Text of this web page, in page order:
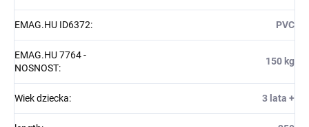
EMAG.HU ID6372: PVC
EMAG.HU 7764 -
NOSNOST:
150 kg
Wiek dziecka: 3 lata +